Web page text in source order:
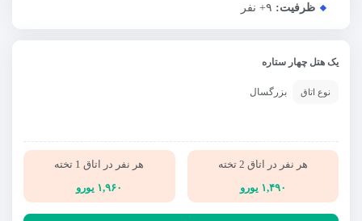
ظرفیت: +۹ نفر
یک هتل چهار ستاره
نوع اتاق بزرگسال
هر نفر در اتاق 2 تخته
۱,۴۹۰ یورو
هر نفر در اتاق 1 تخته
۱,۹۶۰ یورو